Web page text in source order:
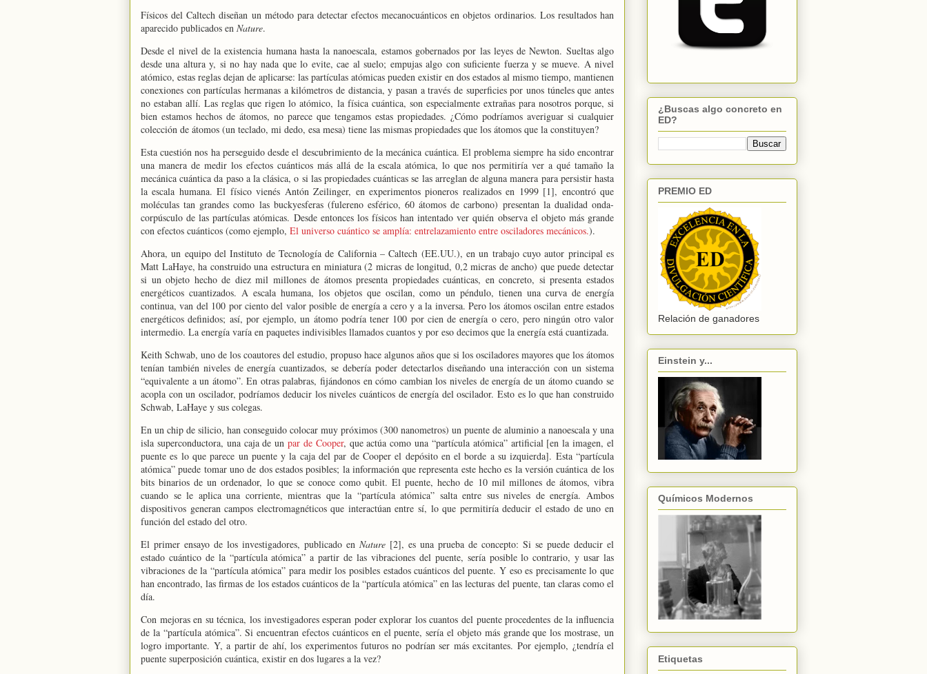
Físicos del Caltech diseñan un método para detectar efectos mecanocuánticos en objetos ordinarios. Los resultados han
aparecido publicados en Nature.
Desde el nivel de la existencia humana hasta la nanoescala, estamos gobernados por las leyes de Newton. Sueltas algo
desde una altura y, si no hay nada que lo evite, cae al suelo; empujas algo con suficiente fuerza y se mueve. A nivel
atómico, estas reglas dejan de aplicarse: las partículas atómicas pueden existir en dos estados al mismo tiempo, mantienen
conexiones con partículas hermanas a kilómetros de distancia, y pasan a través de superficies por unos túneles que antes
no estaban allí. Las reglas que rigen lo atómico, la física cuántica, son especialmente extrañas para nosotros porque, si
bien estamos hechos de átomos, no parece que tengamos estas propiedades. ¿Cómo podríamos averiguar si cualquier
colección de átomos (un teclado, mi dedo, esa mesa) tiene las mismas propiedades que los átomos que la constituyen?
Esta cuestión nos ha perseguido desde el descubrimiento de la mecánica cuántica. El problema siempre ha sido encontrar
una manera de medir los efectos cuánticos más allá de la escala atómica, lo que nos permitiría ver a qué tamaño la
mecánica cuántica da paso a la clásica, o si las propiedades cuánticas se las arreglan de alguna manera para persistir hasta
la escala humana. El físico vienés Antón Zeilinger, en experimentos pioneros realizados en 1999 [1], encontró que
moléculas tan grandes como las buckyesferas (fulereno esférico, 60 átomos de carbono) presentan la dualidad onda-
corpúsculo de las partículas atómicas. Desde entonces los físicos han intentado ver quién observa el objeto más grande
con efectos cuánticos (como ejemplo, El universo cuántico se amplía: entrelazamiento entre osciladores mecánicos.).
Ahora, un equipo del Instituto de Tecnología de California – Caltech (EE.UU.), en un trabajo cuyo autor principal es
Matt LaHaye, ha construido una estructura en miniatura (2 micras de longitud, 0,2 micras de ancho) que puede detectar
si un objeto hecho de diez mil millones de átomos presenta propiedades cuánticas, en concreto, si presenta estados
energéticos cuantizados. A escala humana, los objetos que oscilan, como un péndulo, tienen una curva de energía
continua, van del 100 por ciento del valor posible de energía a cero y a la inversa. Pero los átomos oscilan entre estados
energéticos definidos; así, por ejemplo, un átomo podría tener 100 por cien de energía o cero, pero ningún otro valor
intermedio. La energía varía en paquetes indivisibles llamados cuantos y por eso decimos que la energía está cuantizada.
Keith Schwab, uno de los coautores del estudio, propuso hace algunos años que si los osciladores mayores que los átomos
tenían también niveles de energía cuantizados, se debería poder detectarlos diseñando una interacción con un sistema
“equivalente a un átomo”. En otras palabras, fijándonos en cómo cambian los niveles de energía de un átomo cuando se
acopla con un oscilador, podríamos deducir los niveles cuánticos de energía del oscilador. Esto es lo que han construido
Schwab, LaHaye y sus colegas.
En un chip de silicio, han conseguido colocar muy próximos (300 nanometros) un puente de aluminio a nanoescala y una
isla superconductora, una caja de unpar de Cooper, que actúa como una “partícula atómica” artificial [en la imagen, el
puente es lo que parece un puente y la caja del par de Cooper el depósito en el borde a su izquierda]. Esta “partícula
atómica” puede tomar uno de dos estados posibles; la información que representa este hecho es la versión cuántica de los
bits binarios de un ordenador, lo que se conoce como qubit. El puente, hecho de 10 mil millones de átomos, vibra
cuando se le aplica una corriente, mientras que la “partícula atómica” salta entre sus niveles de energía. Ambos
dispositivos generan campos electromagnéticos que interactúan entre sí, lo que permitiría deducir el estado de uno en
función del estado del otro.
El primer ensayo de los investigadores, publicado en Nature [2], es una prueba de concepto: Si se puede deducir el
estado cuántico de la “partícula atómica” a partir de las vibraciones del puente, sería posible lo contrario, y usar las
vibraciones de la “partícula atómica” para medir los posibles estados cuánticos del puente. Y eso es precisamente lo que
han encontrado, las firmas de los estados cuánticos de la “partícula atómica” en las lecturas del puente, tan claras como el
día.
Con mejoras en su técnica, los investigadores esperan poder explorar los cuantos del puente procedentes de la influencia
de la “partícula atómica”. Si encuentran efectos cuánticos en el puente, sería el objeto más grande que los mostrase, un
logro importante. Y, a partir de ahí, los experimentos futuros no podrían ser más excitantes. Por ejemplo, ¿tendría el
puente superposición cuántica, existir en dos lugares a la vez?
¿Buscas algo concreto en
ED?
PREMIO ED
Relación de ganadores
Einstein y...
Químicos Modernos
Etiquetas